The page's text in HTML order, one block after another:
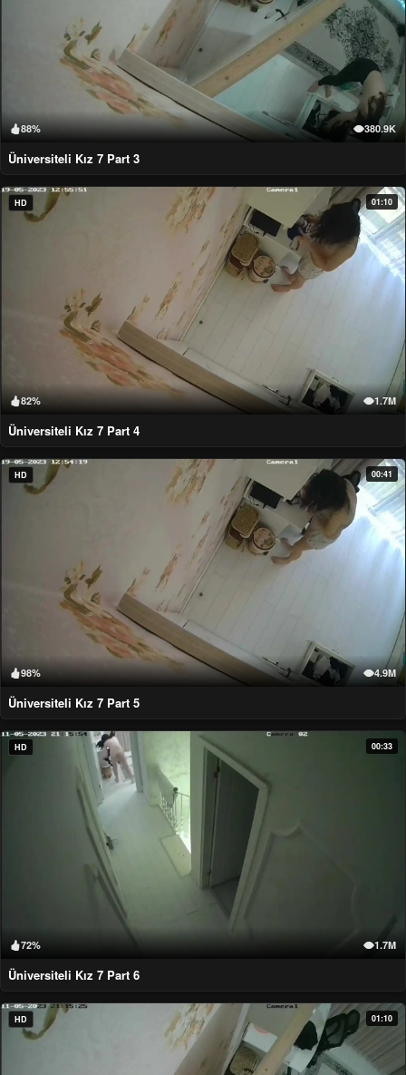
88% 380.9K
Üniversiteli Kız 7 Part 3
HD 01:10
82% 1.7M
Üniversiteli Kız 7 Part 4
HD 00:41
98% 4.9M
Üniversiteli Kız 7 Part 5
HD 00:33
72% 1.7M
Üniversiteli Kız 7 Part 6
HD 01:10